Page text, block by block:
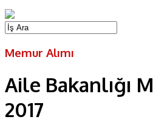
Memur Alımı
Aile Bakanlığı
2017